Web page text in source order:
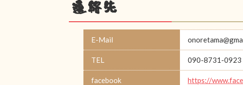
連絡先
E-Mail
TEL 090-8731-0923
facebook https://